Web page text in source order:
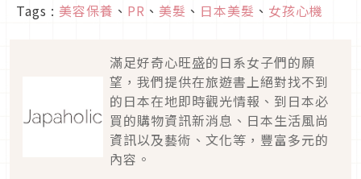
Tags : 美容保養 、 PR 、 美髮 、 日本美髮 、 女孩心機
滿足好奇心旺盛的日系女子們的願
望，我們提供在旅遊書上絕對找不到
的日本在地即時觀光情報、到日本必
買的購物資訊新消息、日本生活風尚
資訊以及藝術、文化等，豐富多元的
內容。